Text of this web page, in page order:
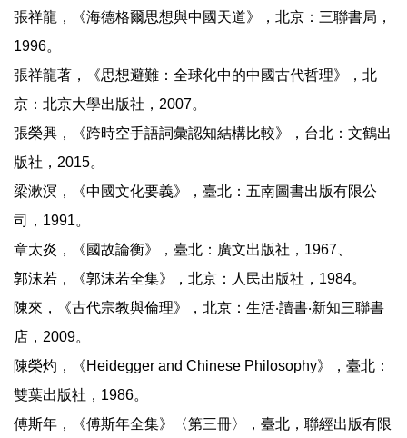
張祥龍，《海德格爾思想與中國天道》，北京：三聯書局，
1996。
張祥龍著，《思想避難：全球化中的中國古代哲理》，北
京：北京大學出版社，2007。
張榮興，《跨時空手語詞彙認知結構比較》，台北：文鶴出
版社，2015。
梁漱溟，《中國文化要義》，臺北：五南圖書出版有限公
司，1991。
章太炎，《國故論衡》，臺北：廣文出版社，1967、
郭沫若，《郭沫若全集》，北京：人民出版社，1984。
陳來，《古代宗教與倫理》，北京：生活‧讀書‧新知三聯書
店，2009。
陳榮灼，《Heidegger and Chinese Philosophy》，臺北：
雙葉出版社，1986。
傅斯年，《傅斯年全集》〈第三冊〉，臺北，聯經出版有限